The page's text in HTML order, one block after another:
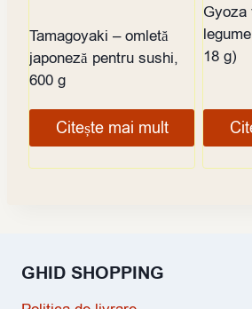
Tamagoyaki – omletă
japoneză pentru sushi,
600 g
Citește mai mult
Gyoza
18 g)
GHID SHOPPING